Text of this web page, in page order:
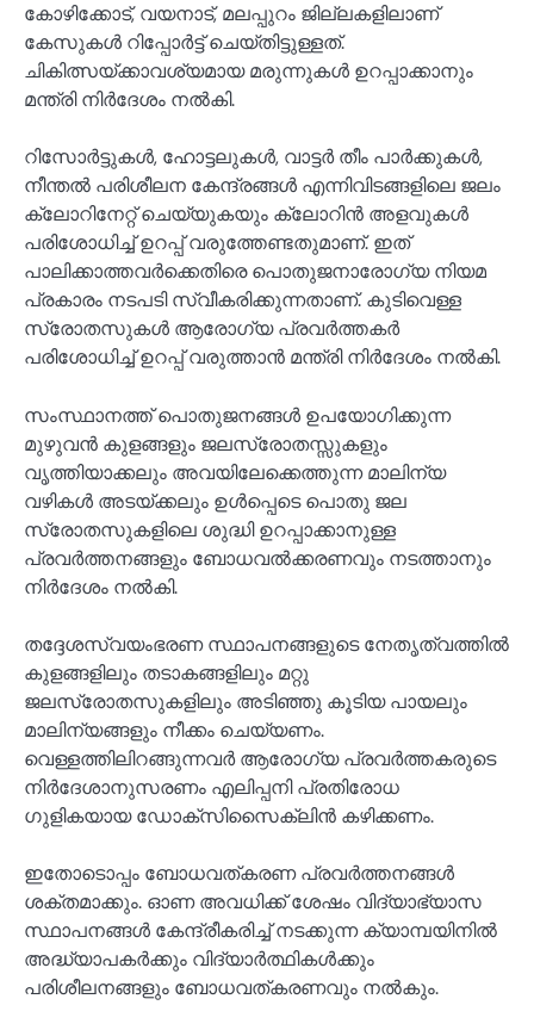
കോഴിക്കോട്, വയനാട്, മലപ്പുറം ജില്ലകളിലാണ്
കേസുകള്‍ റിപ്പോര്‍ട്ട് ചെയ്തിട്ടുള്ളത്.
ചികിത്സയ്ക്കാവശ്യമായ മരുന്നുകള്‍ ഉറപ്പാക്കാനും
മന്ത്രി നിര്‍ദേശം നല്‍കി.
റിസോര്‍ട്ടുകള്‍, ഹോട്ടലുകള്‍, വാട്ടര്‍ തീം പാര്‍ക്കുകള്‍,
നീന്തല്‍ പരിശീലന കേന്ദ്രങ്ങള്‍ എന്നിവിടങ്ങളിലെ ജലം
ക്ലോറിനേറ്റ് ചെയ്യുകയും ക്ലോറിന്‍ അളവുകള്‍
പരിശോധിച്ച് ഉറപ്പ് വരുത്തേണ്ടതുമാണ്. ഇത്
പാലിക്കാത്തവര്‍ക്കെതിരെ പൊതുജനാരോഗ്യ നിയമ
പ്രകാരം നടപടി സ്വീകരിക്കുന്നതാണ്. കുടിവെള്ള
സ്രോതസുകള്‍ ആരോഗ്യ പ്രവര്‍ത്തകര്‍
പരിശോധിച്ച് ഉറപ്പ് വരുത്താന്‍ മന്ത്രി നിര്‍ദേശം നല്‍കി.
സംസ്ഥാനത്ത് പൊതുജനങ്ങള്‍ ഉപയോഗിക്കുന്ന
മുഴുവന്‍ കുളങ്ങളും ജലസ്രോതസ്സുകളും
വൃത്തിയാക്കലും അവയിലേക്കെത്തുന്ന മാലിന്യ
വഴികള്‍ അടയ്ക്കലും ഉള്‍പ്പെടെ പൊതു ജല
സ്രോതസുകളിലെ ശുദ്ധി ഉറപ്പാക്കാനുള്ള
പ്രവര്‍ത്തനങ്ങളും ബോധവല്‍ക്കരണവും നടത്താനും
നിര്‍ദേശം നല്‍കി.
തദ്ദേശസ്വയംഭരണ സ്ഥാപനങ്ങളുടെ നേതൃത്വത്തില്‍
കുളങ്ങളിലും തടാകങ്ങളിലും മറ്റു
ജലസ്രോതസുകളിലും അടിഞ്ഞു കൂടിയ പായലും
മാലിന്യങ്ങളും നീക്കം ചെയ്യണം.
വെള്ളത്തിലിറങ്ങുന്നവര്‍ ആരോഗ്യ പ്രവര്‍ത്തകരുടെ
നിര്‍ദേശാനുസരണം എലിപ്പനി പ്രതിരോധ
ഗുളികയായ ഡോക്‌സിസൈക്ലിന്‍ കഴിക്കണം.
ഇതോടൊപ്പം ബോധവത്കരണ പ്രവര്‍ത്തനങ്ങള്‍
ശക്തമാക്കും. ഓണ അവധിക്ക് ശേഷം വിദ്യാഭ്യാസ
സ്ഥാപനങ്ങള്‍ കേന്ദ്രീകരിച്ച് നടക്കുന്ന ക്യാമ്പയിനില്‍
അദ്ധ്യാപകര്‍ക്കും വിദ്യാര്‍ത്ഥികള്‍ക്കും
പരിശീലനങ്ങളും ബോധവത്കരണവും നല്‍കും.